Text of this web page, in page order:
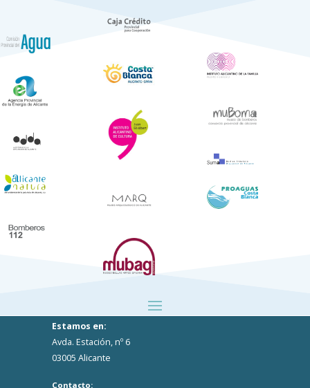
Estamos en:
Avda. Estación, nº 6
03005 Alicante
Contacto: